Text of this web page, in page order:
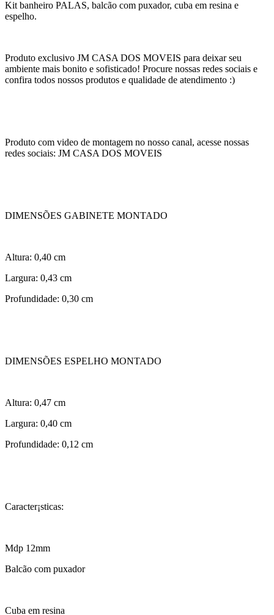
Kit banheiro PALAS, balcão com puxador, cuba em resina e
espelho.
Produto exclusivo JM CASA DOS MOVEIS para deixar seu
ambiente mais bonito e sofisticado! Procure nossas redes sociais e
confira todos nossos produtos e qualidade de atendimento :)
Produto com video de montagem no nosso canal, acesse nossas
redes sociais: JM CASA DOS MOVEIS
DIMENSÕES GABINETE MONTADO
Altura: 0,40 cm
Largura: 0,43 cm
Profundidade: 0,30 cm
DIMENSÕES ESPELHO MONTADO
Altura: 0,47 cm
Largura: 0,40 cm
Profundidade: 0,12 cm
Caracter¡sticas:
Mdp 12mm
Balcão com puxador
Cuba em resina